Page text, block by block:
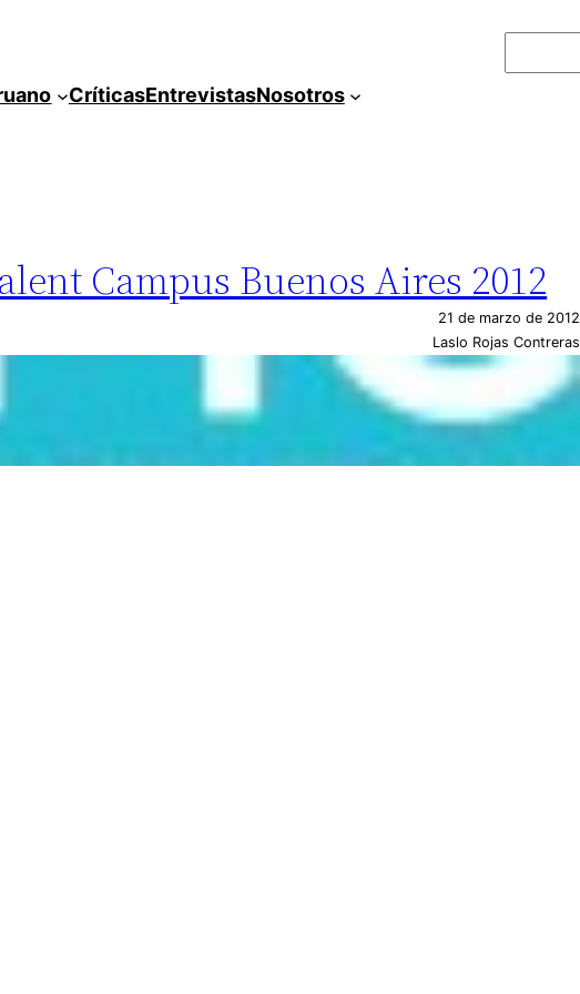
CríticasEntrevistasNosotros
Campus Buenos Aires 2012
21 de marzo de 2012
Laslo Rojas Contreras